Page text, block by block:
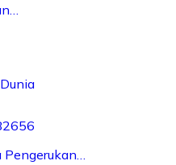
Pengerukan…